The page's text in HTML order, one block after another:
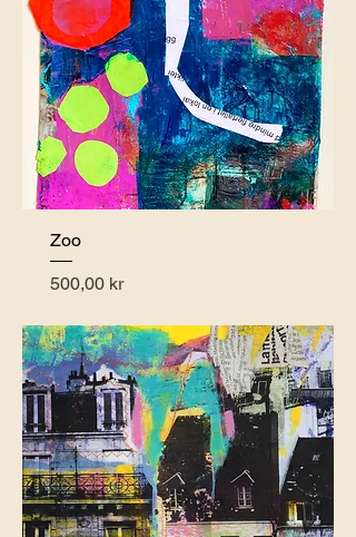
Zoo
Pris
500,00 kr